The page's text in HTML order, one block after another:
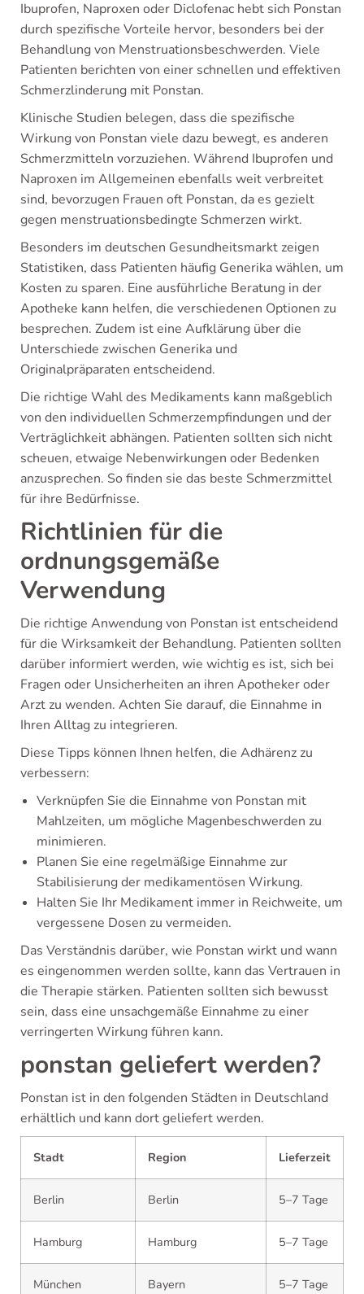
Ibuprofen, Naproxen oder Diclofenac hebt sich Ponstan
durch spezifische Vorteile hervor, besonders bei der
Behandlung von Menstruationsbeschwerden. Viele
Patienten berichten von einer schnellen und effektiven
Schmerzlinderung mit Ponstan.
Klinische Studien belegen, dass die spezifische
Wirkung von Ponstan viele dazu bewegt, es anderen
Schmerzmitteln vorzuziehen. Während Ibuprofen und
Naproxen im Allgemeinen ebenfalls weit verbreitet
sind, bevorzugen Frauen oft Ponstan, da es gezielt
gegen menstruationsbedingte Schmerzen wirkt.
Besonders im deutschen Gesundheitsmarkt zeigen
Statistiken, dass Patienten häufig Generika wählen, um
Kosten zu sparen. Eine ausführliche Beratung in der
Apotheke kann helfen, die verschiedenen Optionen zu
besprechen. Zudem ist eine Aufklärung über die
Unterschiede zwischen Generika und
Originalpräparaten entscheidend.
Die richtige Wahl des Medikaments kann maßgeblich
von den individuellen Schmerzempfindungen und der
Verträglichkeit abhängen. Patienten sollten sich nicht
scheuen, etwaige Nebenwirkungen oder Bedenken
anzusprechen. So finden sie das beste Schmerzmittel
für ihre Bedürfnisse.
Richtlinien für die
ordnungsgemäße
Verwendung
Die richtige Anwendung von Ponstan ist entscheidend
für die Wirksamkeit der Behandlung. Patienten sollten
darüber informiert werden, wie wichtig es ist, sich bei
Fragen oder Unsicherheiten an ihren Apotheker oder
Arzt zu wenden. Achten Sie darauf, die Einnahme in
Ihren Alltag zu integrieren.
Diese Tipps können Ihnen helfen, die Adhärenz zu
verbessern:
Verknüpfen Sie die Einnahme von Ponstan mit
Mahlzeiten, um mögliche Magenbeschwerden zu
minimieren.
Planen Sie eine regelmäßige Einnahme zur
Stabilisierung der medikamentösen Wirkung.
Halten Sie Ihr Medikament immer in Reichweite, um
vergessene Dosen zu vermeiden.
Das Verständnis darüber, wie Ponstan wirkt und wann
es eingenommen werden sollte, kann das Vertrauen in
die Therapie stärken. Patienten sollten sich bewusst
sein, dass eine unsachgemäße Einnahme zu einer
verringerten Wirkung führen kann.
ponstan geliefert werden?
Ponstan ist in den folgenden Städten in Deutschland
erhältlich und kann dort geliefert werden.
Stadt Region Lieferzeit
Berlin Berlin 5–7 Tage
Hamburg Hamburg 5–7 Tage
München Bayern 5–7 Tage